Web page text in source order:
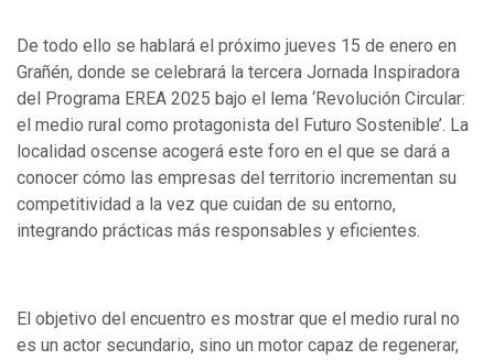
De todo ello se hablará el próximo jueves 15 de enero en
Grañén, donde se celebrará la tercera Jornada Inspiradora
del Programa EREA 2025 bajo el lema ‘Revolución Circular:
el medio rural como protagonista del Futuro Sostenible’. La
localidad oscense acogerá este foro en el que se dará a
conocer cómo las empresas del territorio incrementan su
competitividad a la vez que cuidan de su entorno,
integrando prácticas más responsables y eficientes.
El objetivo del encuentro es mostrar que el medio rural no
es un actor secundario, sino un motor capaz de regenerar,